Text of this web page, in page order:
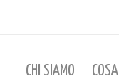
CHI SIAMO